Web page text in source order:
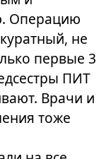
Операцию
не
первые 3
ПИТ
Врачи и
тоже